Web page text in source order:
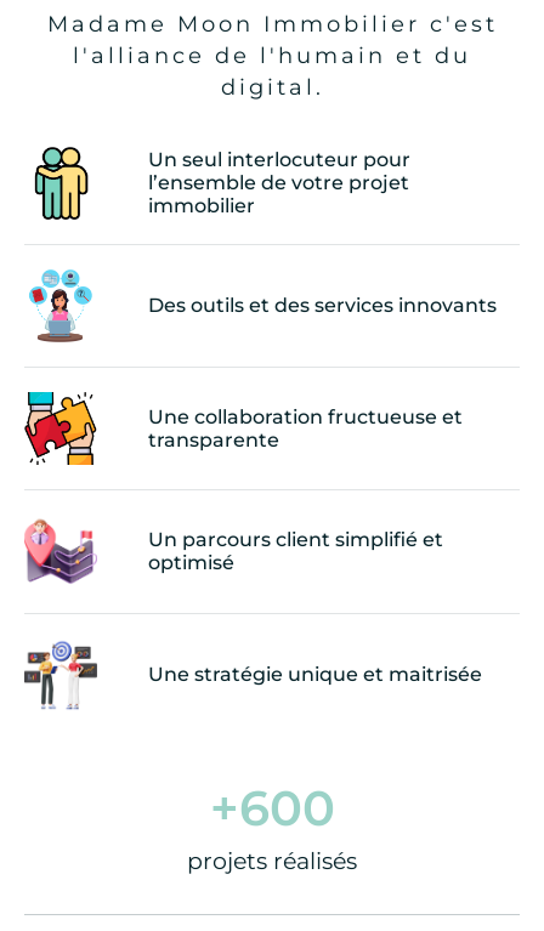
Madame Moon Immobilier c'est
l'alliance de l'humain et du
digital.
Un seul interlocuteur pour
l’ensemble de votre projet
immobilier
Des outils et des services innovants
Une collaboration fructueuse et
transparente
Un parcours client simplifié et
optimisé
Une stratégie unique et maitrisée
projets réalisés
+600